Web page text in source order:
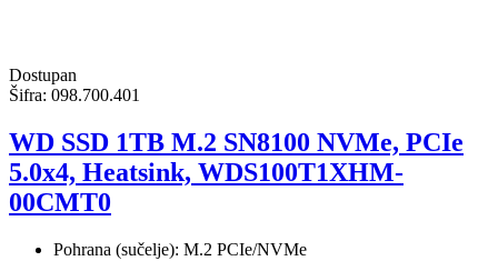
Dostupan
Šifra: 098.700.401
WD SSD 1TB M.2 SN8100 NVMe, PCIe
5.0x4, Heatsink, WDS100T1XHM-
00CMT0
Pohrana (sučelje): M.2 PCIe/NVMe